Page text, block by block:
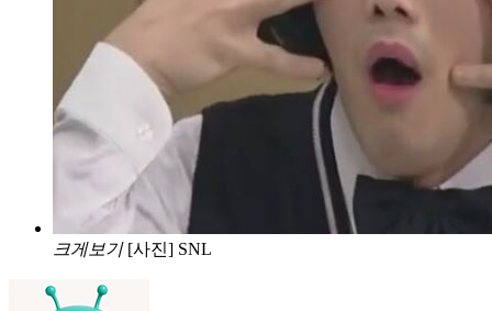
크게보기 [사진] SNL